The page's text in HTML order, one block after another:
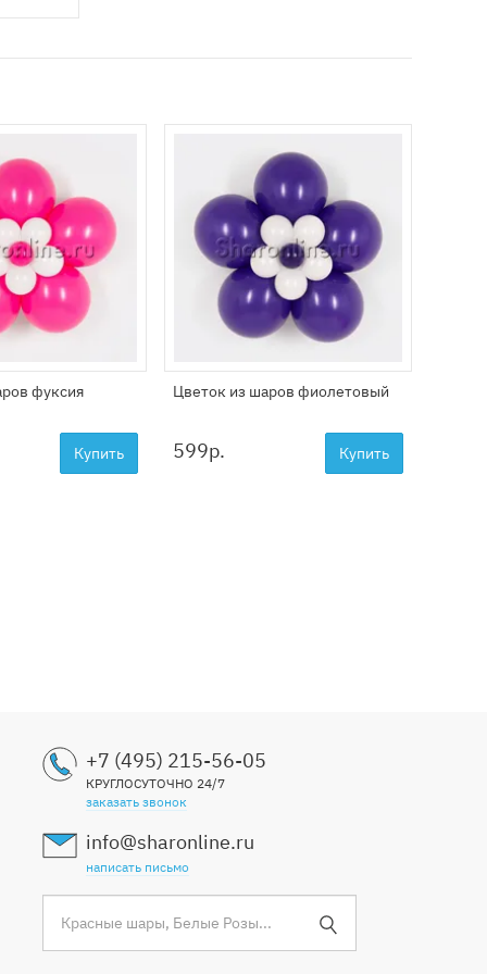
фуксия
Купить
Цветок из шаров фиолетовый
599р. Купить
+7 (495) 215-56-05
КРУГЛОСУТОЧНО 24/7
заказать звонок
info@sharonline.ru
написать письмо